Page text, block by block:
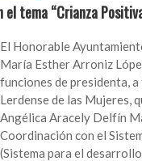
tema “Crianza
El Honorable
María Esther Arroniz
funciones de presidenta,
Lerdense de las Mujeres,
Angélica Aracely Delfín
Coordinación con el
(Sistema para el